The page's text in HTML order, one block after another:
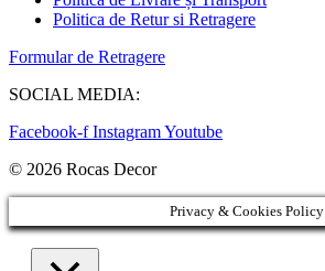
Politica de Retur si Retragere
Formular de Retragere
SOCIAL MEDIA:
Facebook-f InstagramYoutube
© 2026 Rocas Decor
Privacy & Cookies Policy